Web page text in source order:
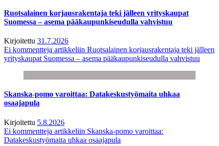
Ruotsalainen korjausrakentaja teki jälleen yrityskaupat
Suomessa – asema pääkaupunkiseudulla vahvistuu
Kirjoitettu 31.7.2026
Ei kommentteja artikkeliin Ruotsalainen korjausrakentaja teki jälleen
yrityskaupat Suomessa – asema pääkaupunkiseudulla vahvistuu
Skanska-pomo varoittaa: Datakeskustyömaita uhkaa
osaajapula
Kirjoitettu 5.8.2026
Ei kommentteja artikkeliin Skanska-pomo varoittaa:
Datakeskustyömaita uhkaa osaajapula